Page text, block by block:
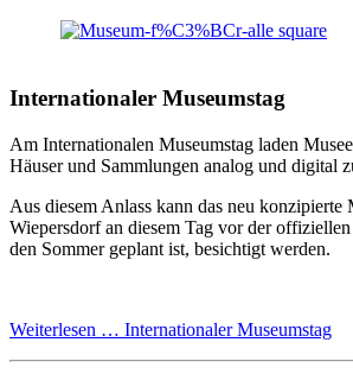
Internationaler Museumstag
Am Internationalen Museumstag laden
Häuser und Sammlungen analog und digital
Aus diesem Anlass kann das neu konzipierte
Wiepersdorf an diesem Tag vor der
den Sommer geplant ist, besichtigt werden.
Weiterlesen … Internationaler Museumstag